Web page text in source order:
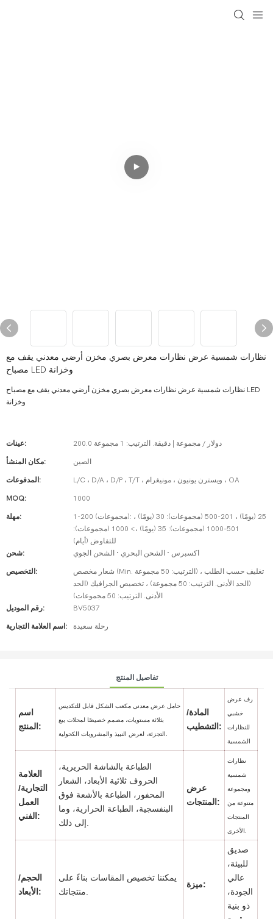
نظارات شمسية عرض نظارات معرض بصري مخزن أرضي معدني يقف مع
مصباح LED وخزانة
نظارات شمسية عرض نظارات معرض بصري مخزن أرضي معدني يقف مع مصباح LED
وخزانة
عينات: 200.0 دولار / مجموعة | دقيقة. الترتيب: 1 مجموعة
مكان المنشأ: الصين
المدفوعات: L/C ، D/A ، D/P ، T/T ، ويسترن يونيون ، مونيغرام ، OA
MOQ: 1000
مهلة:
1-200 (مجموعات): 25 (يومًا) ، 201-500 (مجموعات): 30 (يومًا) ،
501-1000 (مجموعات): 35 (يومًا) ،> 1000 (مجموعات):
للتفاوض (أيام)
شحن:
اكسبرس · الشحن البحري · الشحن الجوي
التخصيص:
شعار مخصص (Min. الترتيب: 50 مجموعة) ، تغليف حسب الطلب
(الحد الأدنى. الترتيب: 50 مجموعة) ، تخصيص الجرافيك (الحد
الأدنى. الترتيب: 50 مجموعات)
رقم الموديل:
BV5037
اسم العلامة التجارية: رحلة سعيدة
تفاصيل المنتج
اسم
المنتج:
حامل عرض معدني مكعب الشكل قابل للتكديس
بثلاثة مستويات، مصمم خصيصًا لمحلات بيع
المادة/
التشطيب:
رف عرض
خشبي
للنظارات
الشمسية
العلامة
التجارية/
العمل
الفني:
الطباعة بالشاشة الحريرية،
الحروف ثلاثية الأبعاد، الشعار
المحفور، الطباعة بالأشعة فوق
البنفسجية، الطباعة الحرارية، وما
عرض
المنتجات:
نظارات
شمسية
ومجموعة
متنوعة من
المنتجات
الحجم/
الأبعاد:
يمكننا تخصيص المقاسات بناءً على
ميزة:
صديق
للبيئة،
عالي
الجودة،
ذو بنية